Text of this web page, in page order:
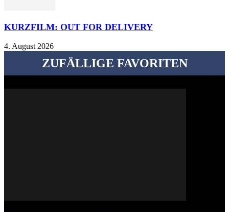
KURZFILM: OUT FOR DELIVERY
4. August 2026
ZUFÄLLIGE FAVORITEN